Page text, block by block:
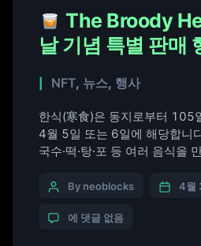
The Broody
날 기념 특별 판매
NFT, 뉴스, 행사
한식(寒食)은 동지로부터 105
4월 5일 또는 6일에 해당합니
국수·떡·탕·포 등 여러 음식을
초(伐草)를 하거나 무덤의 잔
며 설날, 단오, 추석과 함께 4
By neoblocks 4월
에 댓글 없음